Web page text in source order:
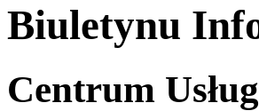
Biuletynu
Centrum